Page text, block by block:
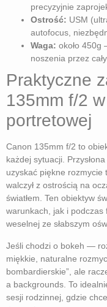
precyzyjnie
Ostrość: USM
autofocus,
Waga: około 450g
noszenia przez
Praktyczne
135mm f/2
portretowej
Canon 135mm f/2 to
każdej sytuacji.
uzyskać piękne rozmycie
walczył z ostrością na
światłem. Ten obiektyw
warunkach, jak i podczas
weselnej ze słabszym
Jeśli chodzi o bokeh —
miękkie, naturalne
bombardierskie”, ale
a backgrounds. To
sesji rodzinnej, gdzie